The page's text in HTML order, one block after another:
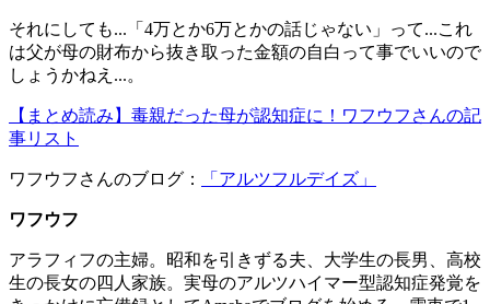
それにしても...「4万とか6万とかの話じゃない」って...これ
は父が母の財布から抜き取った金額の自白って事でいいので
しょうかねえ...。
【まとめ読み】毒親だった母が認知症に！ワフウフさんの記
事リスト
ワフウフさんのブログ： 「アルツフルデイズ」
ワフウフ
アラフィフの主婦。昭和を引きずる夫、大学生の長男、高校
生の長女の四人家族。実母のアルツハイマー型認知症発覚を